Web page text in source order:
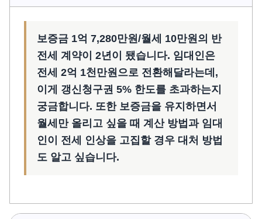
보증금 1억 7,280만원/월세 10만원의 반
전세 계약이 2년이 됐습니다. 임대인은
전세 2억 1천만원으로 전환해달라는데,
이게 갱신청구권 5% 한도를 초과하는지
궁금합니다. 또한 보증금을 유지하면서
월세만 올리고 싶을 때 계산 방법과 임대
인이 전세 인상을 고집할 경우 대처 방법
도 알고 싶습니다.